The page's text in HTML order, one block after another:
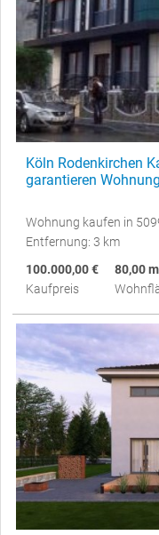
Köln Rodenkirchen
garantieren
Wohnung kaufen in
Entfernung: 3 km
100.000,00 €
Kaufpreis
80,00